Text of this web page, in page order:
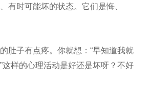
有时可能坏的状态。它们是悔、
肚子有点疼。你就想：“早知道我就
这样的心理活动是好还是坏呀？不好